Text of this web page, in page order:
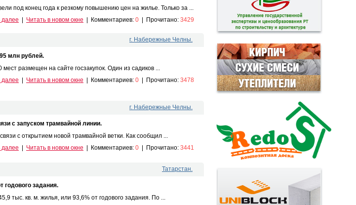
под конец года к резкому повышению цен на жилье. Только за ...
далее
Читать в новом окне Комментариев: 0 Прочитано: 3429
г. Набережные Челны.
млн рублей.
размещен на сайте госзакупок. Один из садиков ...
далее
Читать в новом окне Комментариев: 0 Прочитано: 3478
г. Набережные Челны.
с запуском трамвайной линии.
с открытием новой трамвайной ветки. Как сообщил ...
далее
Читать в новом окне Комментариев: 0 Прочитано: 3441
Татарстан.
годового задания.
тыс. кв. м. жилья, или 93,6% от годового задания. По ...